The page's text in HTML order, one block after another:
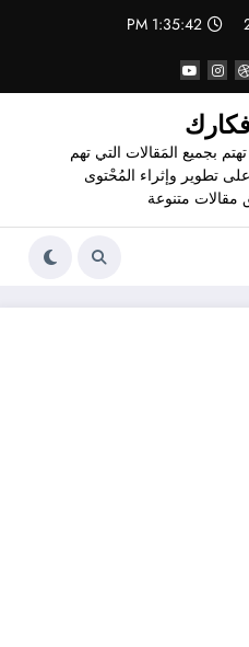
1:35:43 PM
بجميع المَقالات التي تهم
تطوير وإثراء المُحْتوى
متنوعة